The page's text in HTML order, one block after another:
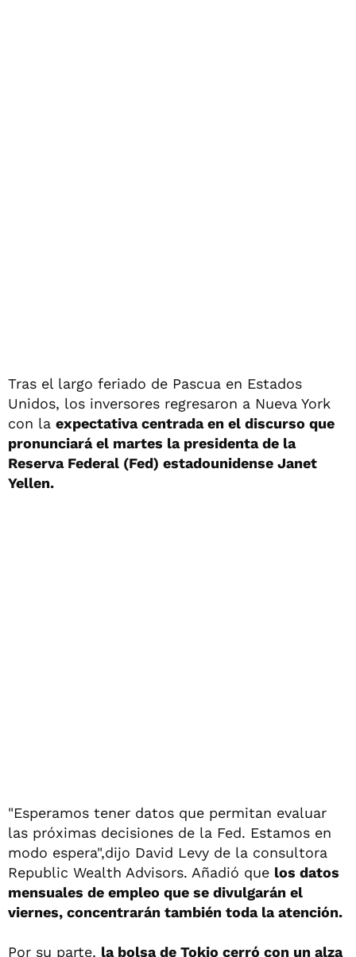
Tras el largo feriado de Pascua en Estados
Unidos, los inversores regresaron a Nueva York
con la expectativa centrada en el discurso que
pronunciará el martes la presidenta de la
Reserva Federal (Fed) estadounidense Janet
Yellen.
"Esperamos tener datos que permitan evaluar
las próximas decisiones de la Fed. Estamos en
modo espera",dijo David Levy de la consultora
Republic Wealth Advisors. Añadió que los datos
mensuales de empleo que se divulgarán el
viernes, concentrarán también toda la atención.
Por su parte, la bolsa de Tokio cerró con un alza